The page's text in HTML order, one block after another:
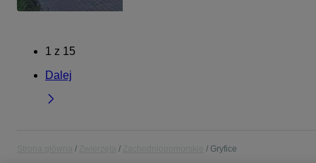
1 z 15
Dalej
Gryfice